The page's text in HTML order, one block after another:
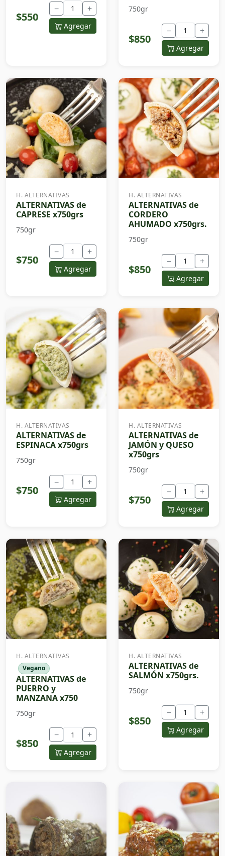
$550
− +
Agregar
750gr
$850
− +
Agregar
H. ALTERNATIVAS
ALTERNATIVAS de
CAPRESE x750grs
750gr
$750
− +
Agregar
H. ALTERNATIVAS
ALTERNATIVAS de
CORDERO
AHUMADO x750grs.
750gr
$850
− +
Agregar
H. ALTERNATIVAS
ALTERNATIVAS de
ESPINACA x750grs
750gr
$750
− +
Agregar
H. ALTERNATIVAS
ALTERNATIVAS de
JAMÓN y QUESO
x750grs
750gr
$750
− +
Agregar
H. ALTERNATIVAS
Vegano
ALTERNATIVAS de
PUERRO y
MANZANA x750
750gr
$850
− +
Agregar
H. ALTERNATIVAS
ALTERNATIVAS de
SALMÓN x750grs.
750gr
$850
− +
Agregar